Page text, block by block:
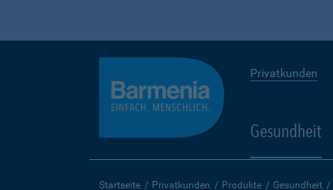
Privatkunden
Gesundheit
Startseite Privatkunden Produkte Gesundheit